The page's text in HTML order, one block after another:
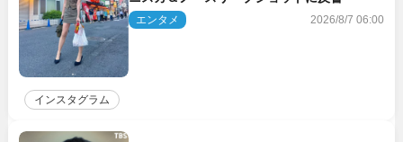
エンタメ 2026/8/7 06:00
インスタグラム